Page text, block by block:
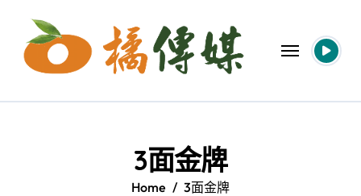
content
3面金牌
Home 3面金牌